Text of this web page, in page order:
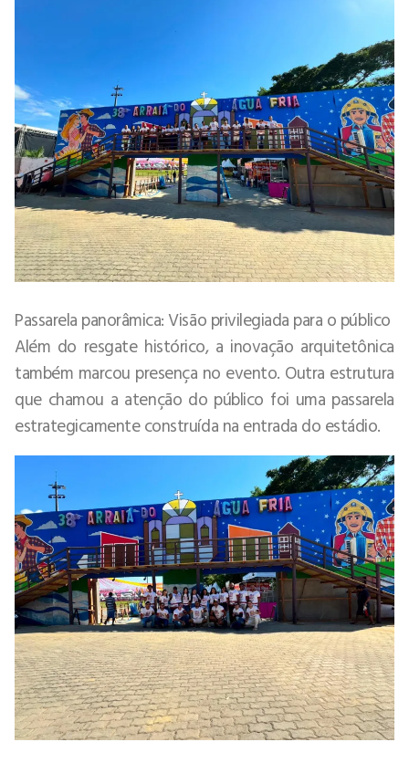
Passarela panorâmica: Visão privilegiada para o público
Além do resgate histórico, a inovação arquitetônica
também marcou presença no evento. Outra estrutura
que chamou a atenção do público foi uma passarela
estrategicamente construída na entrada do estádio.